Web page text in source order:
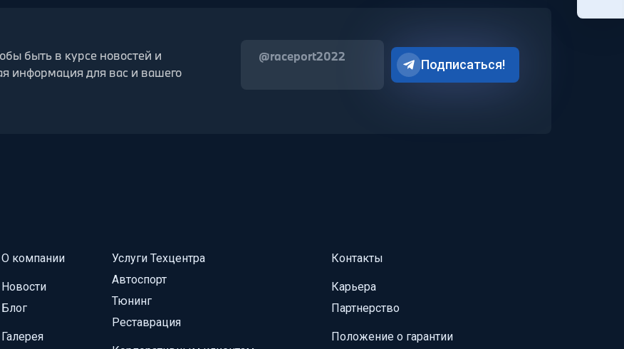
быть в курсе новостей и
информация для вас и вашего
@raceport2022
Подписаться!
О компании
Новости
Блог
Галерея
Услуги Техцентра
Автоспорт
Тюнинг
Реставрация
Контакты
Карьера
Партнерство
Положение о гарантии